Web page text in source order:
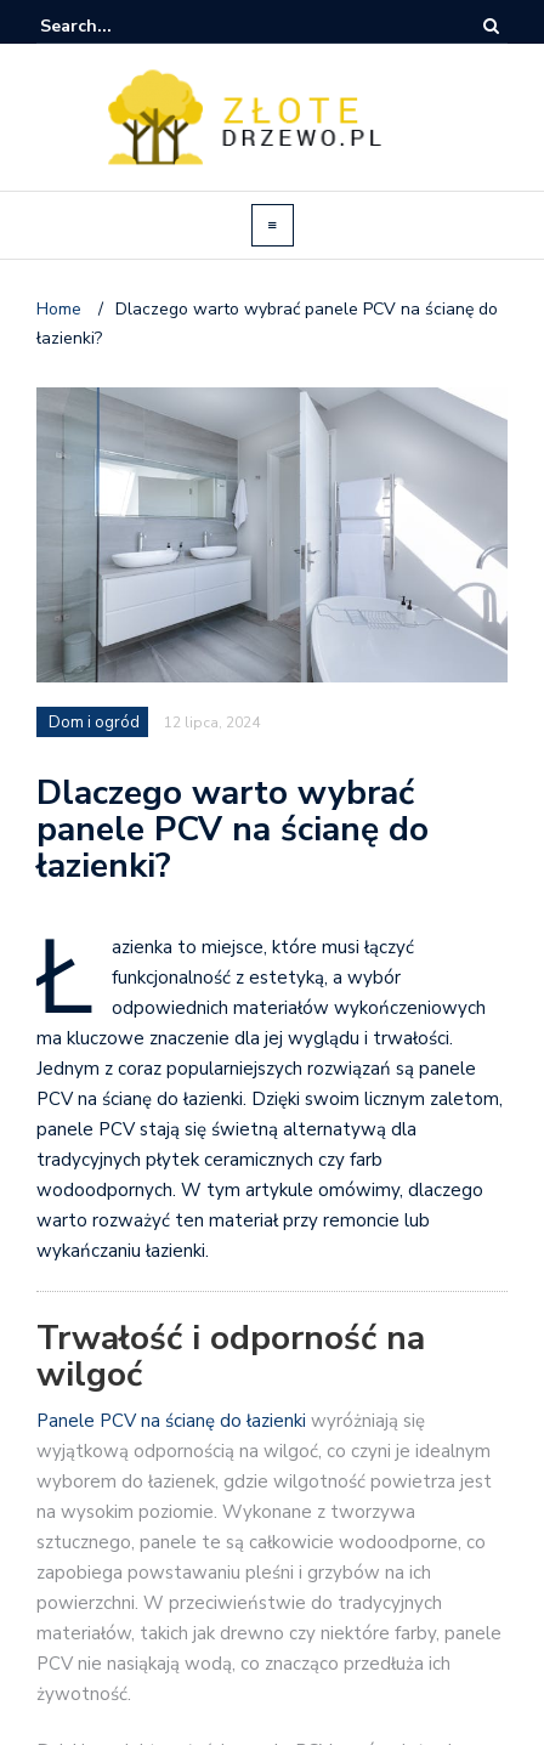
Home / Dlaczego warto wybrać panele PCV na ścianę do
łazienki?
Dom i ogród 12 lipca, 2024
Dlaczego warto wybrać
panele PCV na ścianę do
łazienki?
Ł
azienka to miejsce, które musi łączyć
funkcjonalność z estetyką, a wybór
odpowiednich materiałów wykończeniowych
ma kluczowe znaczenie dla jej wyglądu i trwałości.
Jednym z coraz popularniejszych rozwiązań są panele
PCV na ścianę do łazienki. Dzięki swoim licznym zaletom,
panele PCV stają się świetną alternatywą dla
tradycyjnych płytek ceramicznych czy farb
wodoodpornych. W tym artykule omówimy, dlaczego
warto rozważyć ten materiał przy remoncie lub
wykańczaniu łazienki.
Trwałość i odporność na
wilgoć
Panele PCV na ścianę do łazienki wyróżniają się
wyjątkową odpornością na wilgoć, co czyni je idealnym
wyborem do łazienek, gdzie wilgotność powietrza jest
na wysokim poziomie. Wykonane z tworzywa
sztucznego, panele te są całkowicie wodoodporne, co
zapobiega powstawaniu pleśni i grzybów na ich
powierzchni. W przeciwieństwie do tradycyjnych
materiałów, takich jak drewno czy niektóre farby, panele
PCV nie nasiąkają wodą, co znacząco przedłuża ich
żywotność.